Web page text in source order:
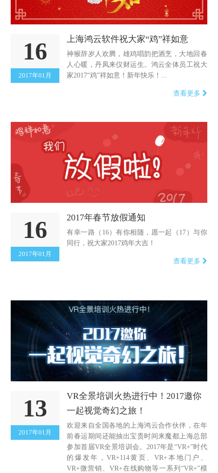
16
2017年01月
上海鸿云软件祝大家“鸡”祥如意
神猴辞岁人欢腾，雄鸡唱韵把酒烹，大地回春
人心暖，丹凤来仪财运生。鸿云全体员工祝大
家2017“鸡”祥如意！新年快乐！...
查看更多
16
2017年01月
2017年春节放假通知
有幸一路（16）有你相随，愿一起（17）与你
同行，祝大家2017鸡年大吉！
查看更多
13
2017年01月
VR全景培训火热进行中！2017邀你
一起视觉奇幻之旅！
欢迎来自全国各地的上海鸿云合作伙伴，在年
前春运期间还能抽出宝贵时间来魔都上海总部
参加首届VR全景培训会。2017年是“VR+”时代
的爆发年，VR+114黄页、VR+本地门户、
VR+微营销、VR+在线购物等一系列“VR+”模